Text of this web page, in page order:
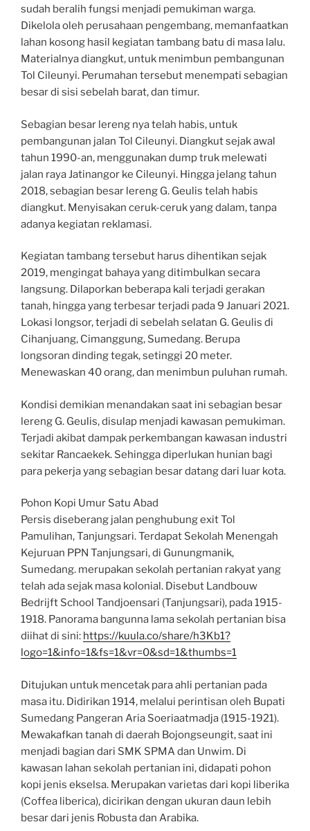
sudah beralih fungsi menjadi pemukiman warga.
Dikelola oleh perusahaan pengembang, memanfaatkan
lahan kosong hasil kegiatan tambang batu di masa lalu.
Materialnya diangkut, untuk menimbun pembangunan
Tol Cileunyi. Perumahan tersebut menempati sebagian
besar di sisi sebelah barat, dan timur.
Sebagian besar lereng nya telah habis, untuk
pembangunan jalan Tol Cileunyi. Diangkut sejak awal
tahun 1990-an, menggunakan dump truk melewati
jalan raya Jatinangor ke Cileunyi. Hingga jelang tahun
2018, sebagian besar lereng G. Geulis telah habis
diangkut. Menyisakan ceruk-ceruk yang dalam, tanpa
adanya kegiatan reklamasi.
Kegiatan tambang tersebut harus dihentikan sejak
2019, mengingat bahaya yang ditimbulkan secara
langsung. Dilaporkan beberapa kali terjadi gerakan
tanah, hingga yang terbesar terjadi pada 9 Januari 2021.
Lokasi longsor, terjadi di sebelah selatan G. Geulis di
Cihanjuang, Cimanggung, Sumedang. Berupa
longsoran dinding tegak, setinggi 20 meter.
Menewaskan 40 orang, dan menimbun puluhan rumah.
Kondisi demikian menandakan saat ini sebagian besar
lereng G. Geulis, disulap menjadi kawasan pemukiman.
Terjadi akibat dampak perkembangan kawasan industri
sekitar Rancaekek. Sehingga diperlukan hunian bagi
para pekerja yang sebagian besar datang dari luar kota.
Pohon Kopi Umur Satu Abad
Persis diseberang jalan penghubung exit Tol
Pamulihan, Tanjungsari. Terdapat Sekolah Menengah
Kejuruan PPN Tanjungsari, di Gunungmanik,
Sumedang. merupakan sekolah pertanian rakyat yang
telah ada sejak masa kolonial. Disebut Landbouw
Bedrijft School Tandjoensari (Tanjungsari), pada 1915-
1918. Panorama bangunna lama sekolah pertanian bisa
diihat di sini: https://kuula.co/share/h3Kb1?
logo=1&info=1&fs=1&vr=0&sd=1&thumbs=1
Ditujukan untuk mencetak para ahli pertanian pada
masa itu. Didirikan 1914, melalui perintisan oleh Bupati
Sumedang Pangeran Aria Soeriaatmadja (1915-1921).
Mewakafkan tanah di daerah Bojongseungit, saat ini
menjadi bagian dari SMK SPMA dan Unwim. Di
kawasan lahan sekolah pertanian ini, didapati pohon
kopi jenis ekselsa. Merupakan varietas dari kopi liberika
(Coffea liberica), dicirikan dengan ukuran daun lebih
besar dari jenis Robusta dan Arabika.